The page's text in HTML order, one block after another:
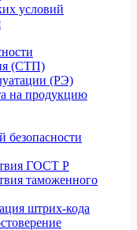
условий
(СТП)
(РЭ)
на продукцию
безопасности
ГОСТ Р
таможенного
штрих-кода